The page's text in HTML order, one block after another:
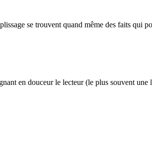
se trouvent quand même des faits qui
en douceur le lecteur (le plus souvent une